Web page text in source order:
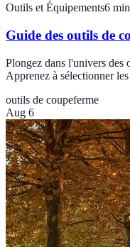
Outils et Équipements6 min
Guide des outils de
Plongez dans l'univers des
Apprenez à sélectionner
outils de coupeferme
Aug 6